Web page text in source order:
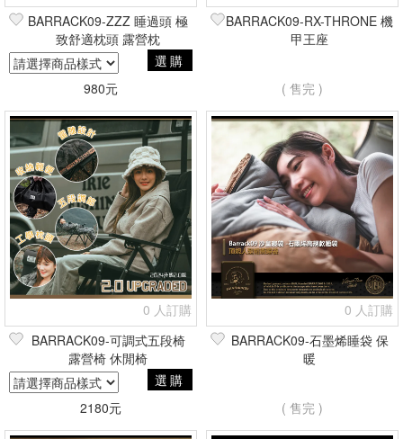
BARRACK09-ZZZ 睡過頭 極
致舒適枕頭 露營枕
選購
980元
BARRACK09-RX-THRONE 機
甲王座
( 售完 )
0 人訂購
BARRACK09-可調式五段椅
露營椅 休閒椅
選購
2180元
0 人訂購
BARRACK09-石墨烯睡袋 保
暖
( 售完 )